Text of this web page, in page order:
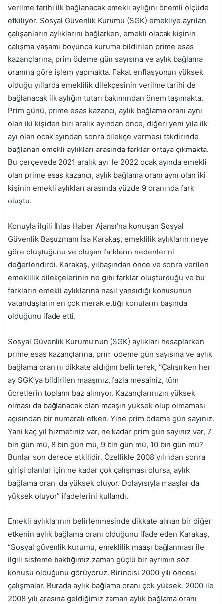
verilme tarihi ilk bağlanacak emekli aylığını önemli ölçüde
etkiliyor. Sosyal Güvenlik Kurumu (SGK) emekliye ayrılan
çalışanların aylıklarını bağlarken, emekli olacak kişinin
çalışma yaşamı boyunca kuruma bildirilen prime esas
kazançlarına, prim ödeme gün sayısına ve aylık bağlama
oranına göre işlem yapmakta. Fakat enflasyonun yüksek
olduğu yıllarda emeklilik dilekçesinin verilme tarihi de
bağlanacak ilk aylığın tutarı bakımından önem taşımakta.
Prim günü, prime esas kazancı, aylık bağlama oranı aynı
olan iki kişiden biri aralık ayından önce, diğeri yeni yıla ilk
ayı olan ocak ayından sonra dilekçe vermesi takdirinde
bağlanan emekli aylıkları arasında farklar ortaya çıkmakta.
Bu çerçevede 2021 aralık ayı ile 2022 ocak ayında emekli
olan prime esas kazancı, aylık bağlama oranı aynı olan iki
kişinin emekli aylıkları arasında yüzde 9 oranında fark
oluştu.
Konuyla ilgili İhlas Haber Ajansı’na konuşan Sosyal
Güvenlik Başuzmanı İsa Karakaş, emeklilik aylıkların neye
göre oluştuğunu ve oluşan farkların nedenlerini
değerlendirdi. Karakaş, yılbaşından önce ve sonra verilen
emeklilik dilekçelerinin ne gibi farklar oluşturduğu ve bu
farkların emekli aylıklarına nasıl yansıdığı konusunun
vatandaşların en çok merak ettiği konuların başında
olduğunu ifade etti.
Sosyal Güvenlik Kurumu’nun (SGK) aylıkları hesaplarken
prime esas kazançlarına, prim ödeme gün sayısına ve aylık
bağlama oranını dikkate aldığını belirterek, “Çalışırken her
ay SGK’ya bildirilen maaşınız, fazla mesainiz, tüm
ücretlerin toplamı baz alınıyor. Kazançlarınızın yüksek
olması da bağlanacak olan maaşın yüksek olup olmaması
açısından bir numaralı etken. Yine prim ödeme gün sayınız.
Yani kaç yıl hizmetiniz var, ne kadar prim gün sayınız var, 7
bin gün mü, 8 bin gün mü, 9 bin gün mü, 10 bin gün mü?
Bunlar son derece etkilidir. Özellikle 2008 yılından sonra
girişi olanlar için ne kadar çok çalışması olursa, aylık
bağlama oranı da yüksek oluyor. Dolayısıyla maaşlar da
yüksek oluyor” ifadelerini kullandı.
Emekli aylıklarının belirlenmesinde dikkate alınan bir diğer
etkenin aylık bağlama oranı olduğunu ifade eden Karakaş,
“Sosyal güvenlik kurumu, emeklilik maaşı bağlanması ile
ilgili sisteme baktığımız zaman güçlü bir ayrımın söz
konusu olduğunu görüyoruz. Birincisi 2000 yılı öncesi
çalışmalar. Burada aylık bağlama oranı çok yüksek. 2000 ile
2008 yılı arasına geldiğimiz zaman aylık bağlama oranı